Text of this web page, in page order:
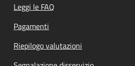
Leggi le FAQ
Pagamenti
Riepilogo valutazioni